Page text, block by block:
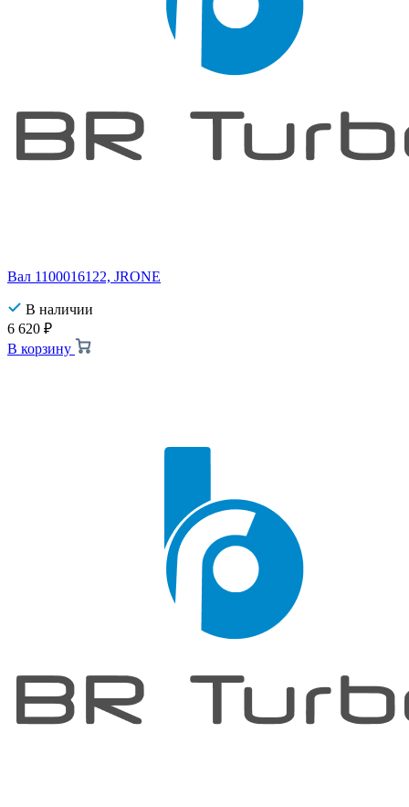
Вал 1100016122, JRONE
В наличии
6 620 ₽
В корзину